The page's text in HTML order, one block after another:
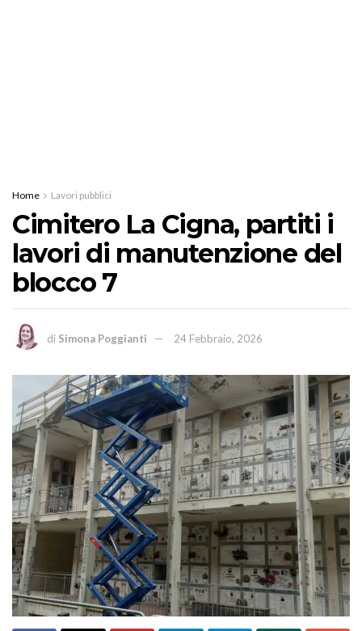
Home Lavori pubblici
Cimitero La Cigna, partiti i
lavori di manutenzione del
blocco 7
di Simona Poggianti 24 Febbraio, 2026